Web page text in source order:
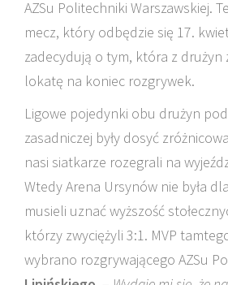
AZSu Politechniki Warszawskiej.
mecz, który odbędzie się 17.
zadecydują o tym, która z drużyn
lokatę na koniec rozgrywek.
Ligowe pojedynki obu drużyn
zasadniczej były dosyć
nasi siatkarze rozegrali na
Wtedy Arena Ursynów nie była
musieli uznać wyższość
którzy zwyciężyli 3:1. MVP
wybrano rozgrywającego AZSu